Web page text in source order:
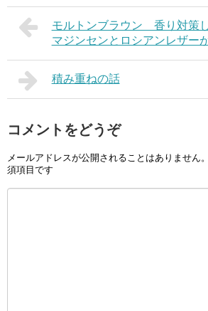
モルトンブラウン 香り対策
マジンセンとロシアンレザー
積み重ねの話
コメントをどうぞ
メールアドレスが公開されることはありません。
須項目です